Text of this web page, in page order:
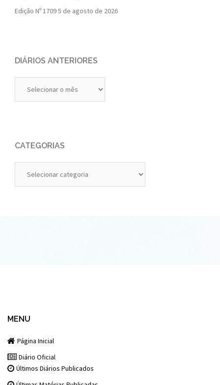
Edição Nº 17095 de agosto de 2026
DIÁRIOS ANTERIORES
Anteriores
CATEGORIAS
MENU
Página Inicial
Diário Oficial
Últimos Diários Publicados